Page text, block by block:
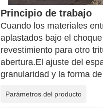
Principio de trabajo
Cuando los materiales
aplastados bajo el
revestimiento para otro
abertura.El ajuste del
granularidad y la forma
Parámetros del producto